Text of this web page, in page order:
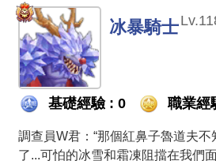
冰暴騎士
基礎經驗 : 0 職業經
調查員W君：“那個紅鼻子魯道夫
了...可怕的冰雪和霜凍阻擋在我們